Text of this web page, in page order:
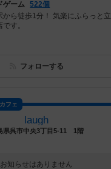
ゲーム 522個
から徒歩1分！ 気楽にふらっと立
す。
フォローする
フェ
laugh
県呉市中央3丁目5-11 1階
お知らせはありません